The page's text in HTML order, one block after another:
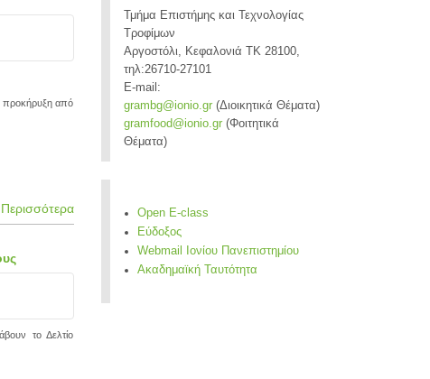
προκήρυξη από
Περισσότερα
το Δελτίο
Τμήμα Επιστήμης και Τεχνολογίας
Τροφίμων
Αργοστόλι, Κεφαλονιά ΤΚ 28100,
τηλ:26710-27101
E-mail:
grambg@ionio.gr(Διοικητικά Θέματα)
gramfood@ionio.gr(Φοιτητικά
Θέματα)
Open E-class
Εύδοξος
Webmail Ιονίου Πανεπιστημίου
Ακαδημαϊκή Ταυτότητα